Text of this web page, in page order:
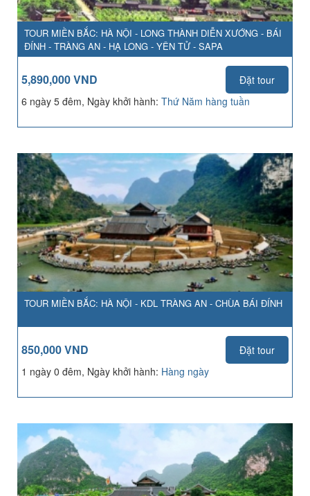
TOUR MIỀN BẮC: HÀ NỘI - LONG THÀNH DIỄN XƯỚNG - BÁI
ĐÍNH - TRÀNG AN - HẠ LONG - YÊN TỬ - SAPA
5,890,000 VND
Đặt tour
6 ngày 5 đêm, Ngày khởi hành: Thứ Năm hàng tuần
TOUR MIỀN BẮC: HÀ NỘI - KDL TRÀNG AN - CHÙA BÁI ĐÍNH
850,000 VND
Đặt tour
1 ngày 0 đêm, Ngày khởi hành: Hàng ngày